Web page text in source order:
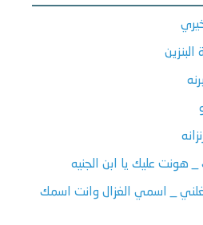
هونت عليك يا ابن الجنيه
_ اسمي الغزال وانت اسمك